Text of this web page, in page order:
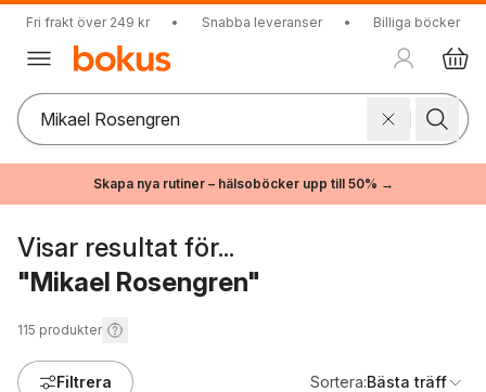
Fri frakt över 249 kr • Snabba leveranser • Billiga böcker
Skapa nya rutiner – hälsoböcker upp till 50% →
Visar resultat för...
"Mikael Rosengren"
115 produkter
Filtrera Sortera:Bästa träff